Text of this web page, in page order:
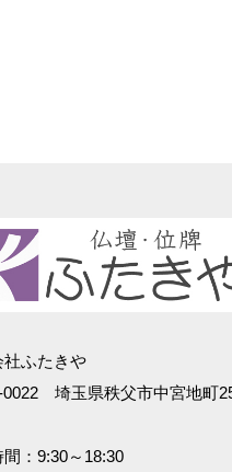
社ふたきや
0022 埼玉県秩父市中宮地町
：9:30～18:30